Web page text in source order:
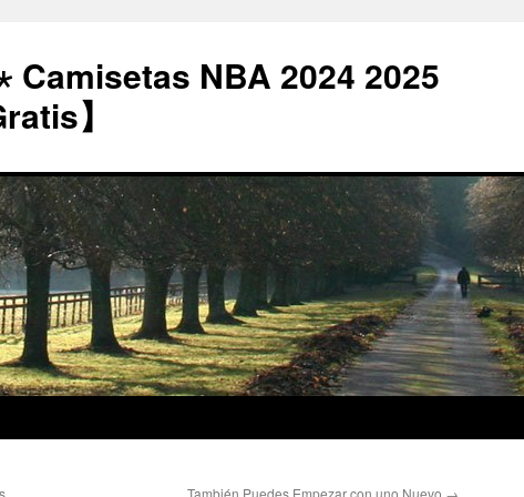
Camisetas NBA 2024 2025
】
También Puedes Empezar con uno Nuevo →